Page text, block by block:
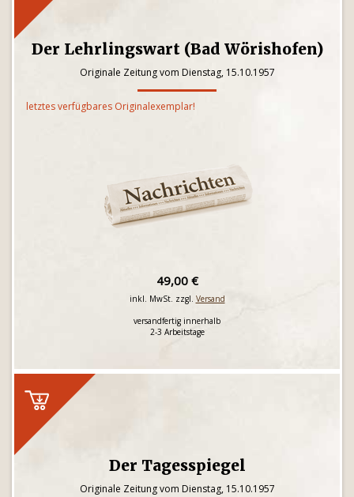
Der Lehrlingswart (Bad Wörishofen)
Originale Zeitung vom Dienstag, 15.10.1957
letztes verfügbares Originalexemplar!
49,00 €
inkl. MwSt. zzgl. Versand
versandfertig innerhalb
2-3 Arbeitstage
Der Tagesspiegel
Originale Zeitung vom Dienstag, 15.10.1957